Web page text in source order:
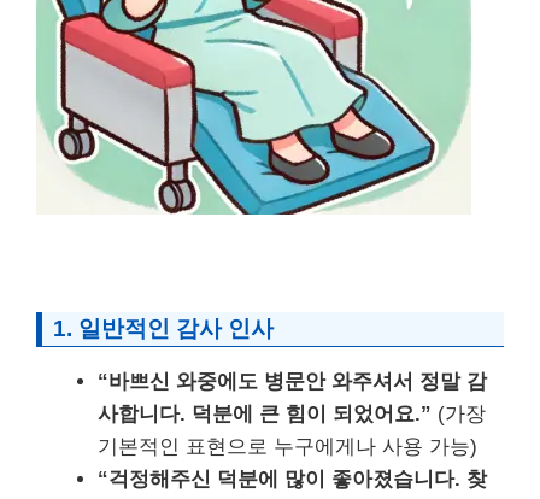
1. 일반적인 감사 인사
“바쁘신 와중에도 병문안 와주셔서 정말 감
사합니다. 덕분에 큰 힘이 되었어요.” (가장
기본적인 표현으로 누구에게나 사용 가능)
“걱정해주신 덕분에 많이 좋아졌습니다. 찾